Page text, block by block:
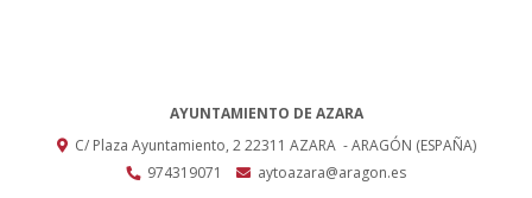
AYUNTAMIENTO DE AZARA
C/ Plaza Ayuntamiento, 222311 AZARA - ARAGÓN (ESPAÑA)
974319071
aytoazara@aragon.es